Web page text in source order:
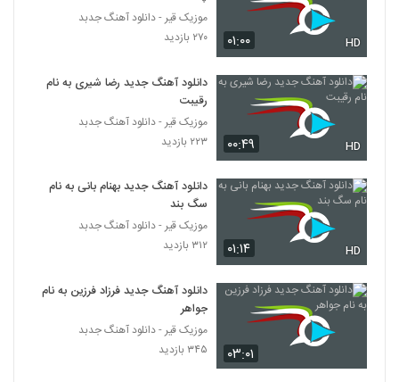
۲۳۳ بازدید
6326
دانلود آهنگ شهاب شهرزاد وقتی نباشی (به
همراه سینا مدرس)
دانلود آهنگ جدید و زیبای ایرجاوید با نام یه
سکانس 2
دانلود آهنگ یوسف جهانگیری شوخی
6329
دانلود آهنگ ایرجاوید یه سکانس (Irajavid
Ye Sekans)
دانلود آهنگ بیقرارم از علی نجفی
۰۱:۰۰ HD
موزیک قیر - دانلود آهنگ جدبد
۲۷۰ بازدید
۰۰:۴۹ HD
دانلود آهنگ جدید رضا شیری به نام
رقیبت
موزیک قیر - دانلود آهنگ جدبد
۲۲۳ بازدید
۰۱:۱۴ HD
دانلود آهنگ جدید بهنام بانی به نام
سگ بند
موزیک قیر - دانلود آهنگ جدبد
۳۱۲ بازدید
۰۳:۰۱
دانلود آهنگ جدید فرزاد فرزین به نام
جواهر
موزیک قیر - دانلود آهنگ جدبد
۳۴۵ بازدید